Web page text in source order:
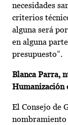
necesidades
criterios
alguna será
en alguna
presupuesto”.
Blanca Parra,
Humanización
El Consejo de
nombramiento